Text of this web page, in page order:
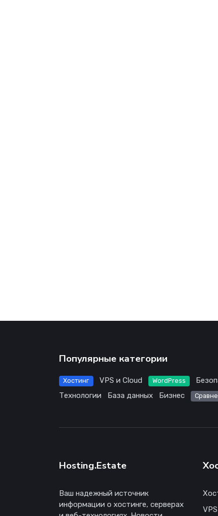
Популярные категории
Хостинг VPS и Cloud WordPress
Технологии База данных Бизнес
Hosting.Estate
Ваш надежный источник
информации о хостинге, серверах